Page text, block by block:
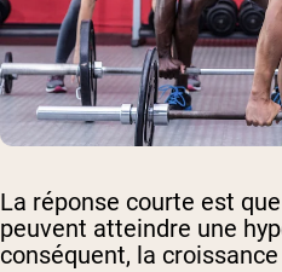
La réponse courte est
peuvent atteindre une
conséquent, la